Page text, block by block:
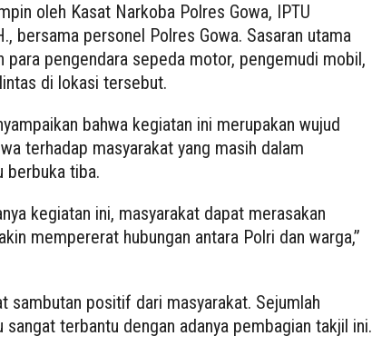
oleh Kasat Narkoba Polres Gowa, IPTU
bersama personel Polres Gowa. Sasaran utama
para pengendara sepeda motor, pengemudi mobil,
di lokasi tersebut.
bahwa kegiatan ini merupakan wujud
terhadap masyarakat yang masih dalam
berbuka tiba.
kegiatan ini, masyarakat dapat merasakan
mempererat hubungan antara Polri dan warga,”
sambutan positif dari masyarakat. Sejumlah
sangat terbantu dengan adanya pembagian takjil ini.